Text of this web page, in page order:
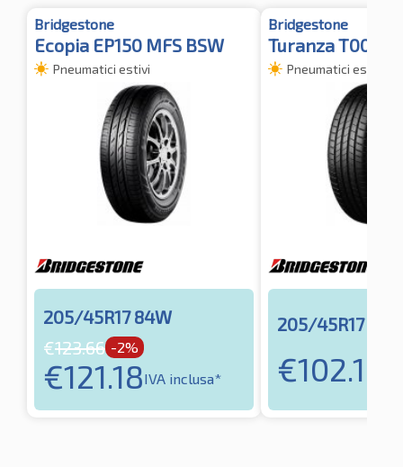
Bridgestone
Ecopia EP150 MFS BSW
Pneumatici estivi
205/45R17 84W
€123.66 -2%
€121.18IVA inclusa*
Bridgestone
Turanza T005
Pneumatici estivi
205/45R17 88H
€102.16